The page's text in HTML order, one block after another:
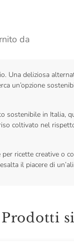
da
Una deliziosa
un’opzione
in Italia,
coltivato nel
ricette creative o
il piacere di
Prodotti